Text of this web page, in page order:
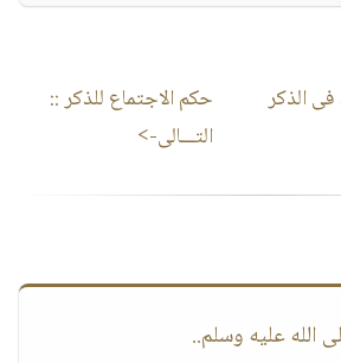
فى الذكر
حكم الاجتماع للذكر::
التـــالى->
عليه وسلم..